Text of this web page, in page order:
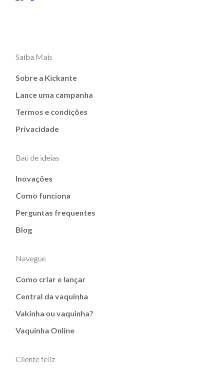
Saiba Mais
Sobre a Kickante
Lance uma campanha
Termos e condições
Privacidade
Baú de ideias
Inovações
Como funciona
Perguntas frequentes
Blog
Navegue
Como criar e lançar
Central da vaquinha
Vakinha ou vaquinha?
Vaquinha Online
Cliente feliz